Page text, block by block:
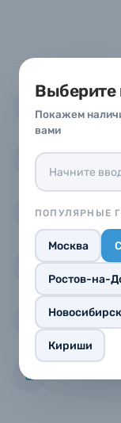
Выберите
Покажем
вами
ПОПУЛЯРНЫЕ
Москва
Ростов-на-
Новосибирск
Кириши
Выгодный
Гарантия от
30 лет на